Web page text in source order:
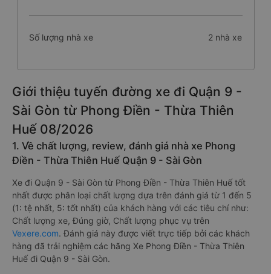
Số lượng nhà xe 2 nhà xe
Giới thiệu tuyến đường xe đi Quận 9 -
Sài Gòn từ Phong Điền - Thừa Thiên
Huế 08/2026
1. Về chất lượng, review, đánh giá nhà xe Phong
Điền - Thừa Thiên Huế Quận 9 - Sài Gòn
Xe đi Quận 9 - Sài Gòn từ Phong Điền - Thừa Thiên Huế tốt
nhất được phân loại chất lượng dựa trên đánh giá từ 1 đến 5
(1: tệ nhất, 5: tốt nhất) của khách hàng với các tiêu chí như:
Chất lượng xe, Đúng giờ, Chất lượng phục vụ trên
Vexere.com. Đánh giá này được viết trực tiếp bởi các khách
hàng đã trải nghiệm các hãng Xe Phong Điền - Thừa Thiên
Huế đi Quận 9 - Sài Gòn.